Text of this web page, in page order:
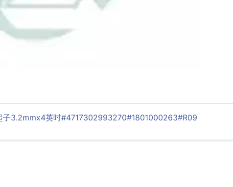
子3.2mmx4英吋#4717302993270#1801000263#R09